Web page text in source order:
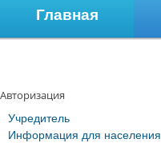
Главная
Авторизация
Учредитель
Информация для населения